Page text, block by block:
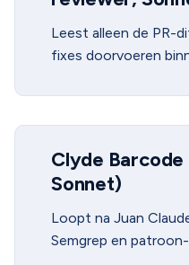
Leest alleen de PR-
fixes doorvoeren
Clyde
Sonnet)
Loopt na Juan
Semgrep en